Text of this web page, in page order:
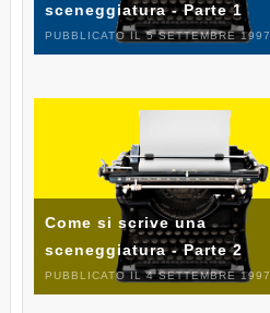
sceneggiatura - Parte 1
PUBBLICATO IL 5 SETTEMBRE 1997
Come si scrive una
sceneggiatura - Parte 2
PUBBLICATO IL 4 SETTEMBRE 1997